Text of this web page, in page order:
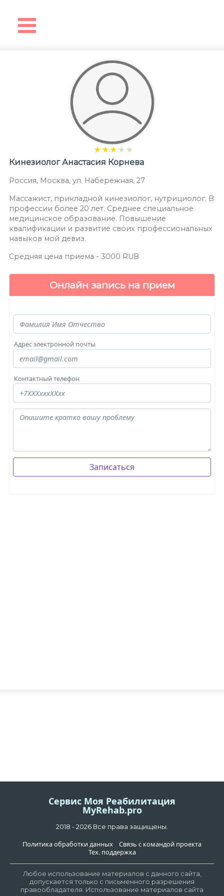
★★★ ★ ★
Кинезиолог Анастасия Корнева
Россия, Москва, ул. Набережная, 27
Массажист, прикладной кинезиолог, нутрициолог. В
профессии более 20 лет. Среднее специальное
медицинское образование. Повышение
квалификации и развитие своих профессиональных
навыков мой девиз.
Средняя цена приема - 3000 RUB
Онлайн запись на прием
Адрес электронной почты
Контактный телефон
Записаться
Сервис Моя Реабилитация
MyRehab.pro
2018 - 2026 Все права защищены.
Политика обработки данных
Связь с командой проекта
Тех. поддержка
Любое использование материалов с данного сайта,
допускается только с письменного разрешения
правообладателя. Использование материалов сайта